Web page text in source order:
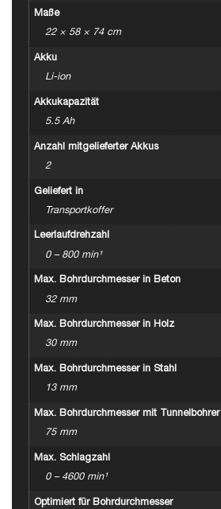
Maße
22 × 58 × 74 cm
Akku
Li-ion
Akkukapazität
5.5 Ah
Anzahl mitgelieferter Akkus
2
Geliefert in
Transportkoffer
Leerlaufdrehzahl
0 – 800 min¹
Max. Bohrdurchmesser in Beton
32 mm
Max. Bohrdurchmesser in Holz
30 mm
Max. Bohrdurchmesser in Stahl
13 mm
Max. Bohrdurchmesser mit Tunnelbohrer
75 mm
Max. Schlagzahl
0 – 4600 min¹
Optimiert für Bohrdurchmesser